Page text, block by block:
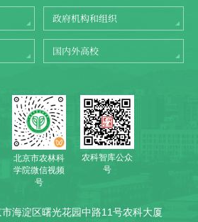
政府机构和组织
国内外高校
北京市农林科
学院微信视频
号
农科智库公众
号
海淀区曙光花园中路11号农科大厦